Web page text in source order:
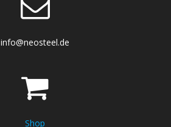
info@neosteel.de
Shop